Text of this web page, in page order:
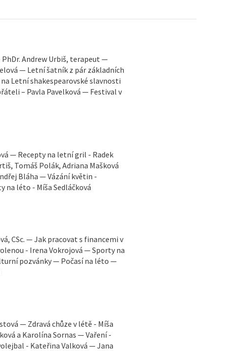
Andrew Urbiš, terapeut —
— Letní šatník z pár základních
Letní shakespearovské slavnosti
– Pavla Pavelková — Festival v
— Recepty na letní gril - Radek
Tomáš Polák, Adriana Mašková
Bláha — Vázání květin -
na léto - Míša Sedláčková
CSc. — Jak pracovat s financemi v
- Irena Vokrojová — Sporty na
pozvánky — Počasí na léto —
— Zdravá chůze v létě - Míša
a Karolína Sornas — Vaření -
- Kateřina Valková — Jana